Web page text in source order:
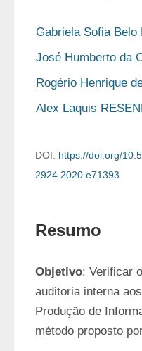
Gabriela Sofia Belo
José Humberto da
Rogério Henrique
Alex Laquis
DOI: https://doi.org/
2924.2020.e71393
Resumo
Objetivo: Verificar
auditoria interna
Produção de
método proposto